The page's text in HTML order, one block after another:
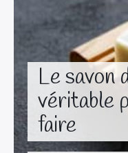
Le savon
véritable
faire